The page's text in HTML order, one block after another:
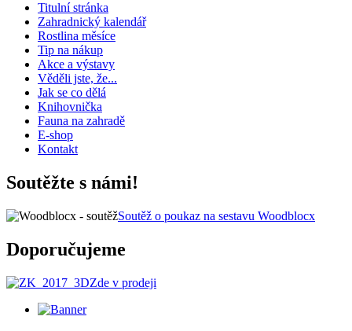
Titulní stránka
Zahradnický kalendář
Rostlina měsíce
Tip na nákup
Akce a výstavy
Věděli jste, že...
Jak se co dělá
Knihovnička
Fauna na zahradě
E-shop
Kontakt
Soutěžte s námi!
Soutěž o poukaz na sestavu Woodblocx
Doporučujeme
Zde v prodeji